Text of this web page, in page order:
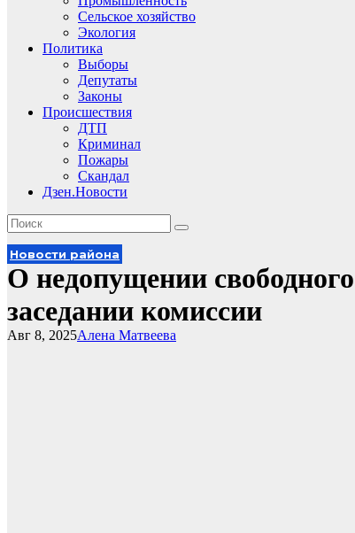
Сельское хозяйство
Экология
Политика
Выборы
Депутаты
Законы
Происшествия
ДТП
Криминал
Пожары
Скандал
Дзен.Новости
Новости района
О недопущении
заседании комиссии
Алена Матвеева
Авг 8, 2025